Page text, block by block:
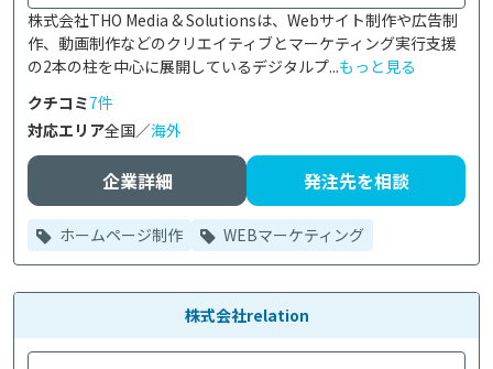
株式会社THO Media & Solutionsは、Webサイト制作や広告制
作、動画制作などのクリエイティブとマーケティング実行支援
の2本の柱を中心に展開しているデジタルプ...もっと見る
クチコミ7件
対応エリア全国／海外
企業詳細 発注先を相談
ホームページ制作 WEBマーケティング
株式会社relation